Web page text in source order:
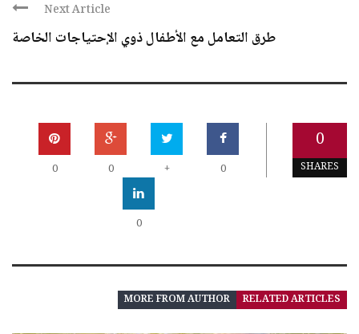
Next Article
طرق التعامل مع الأطفال ذوي الإحتياجات الخاصة
0
SHARES
0
+
0
0
0
RELATED ARTICLES
MORE FROM AUTHOR